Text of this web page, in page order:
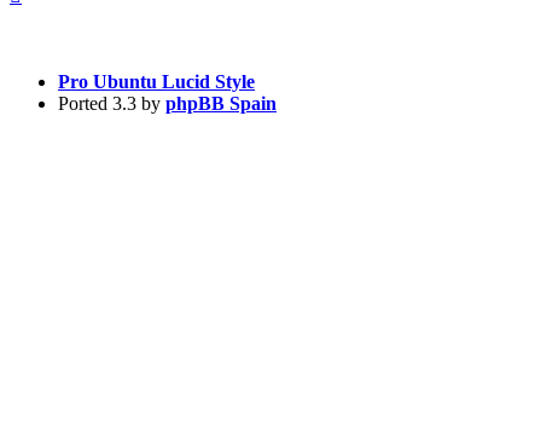
Pro Ubuntu Lucid Style
Ported 3.3 by phpBB Spain